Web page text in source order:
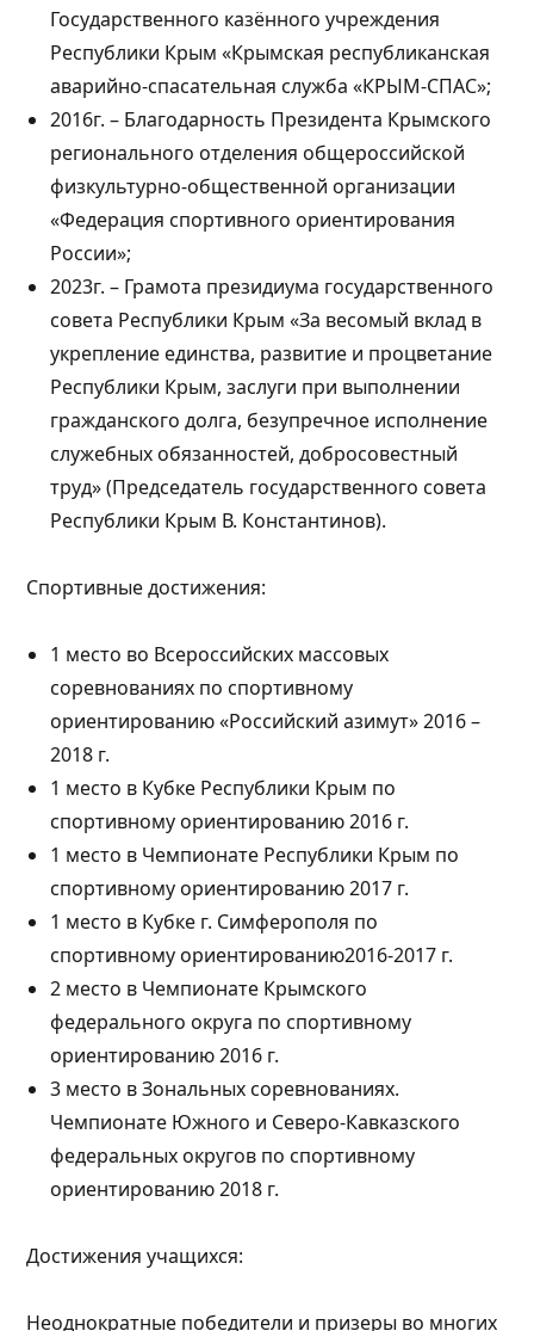
Государственного казённого учреждения
Республики Крым «Крымская республиканская
аварийно-спасательная служба «КРЫМ-СПАС»;
2016г. – Благодарность Президента Крымского
регионального отделения общероссийской
физкультурно-общественной организации
«Федерация спортивного ориентирования
России»;
2023г. – Грамота президиума государственного
совета Республики Крым «За весомый вклад в
укрепление единства, развитие и процветание
Республики Крым, заслуги при выполнении
гражданского долга, безупречное исполнение
служебных обязанностей, добросовестный
труд» (Председатель государственного совета
Республики Крым В. Константинов).
Спортивные достижения:
1 место во Всероссийских массовых
соревнованиях по спортивному
ориентированию «Российский азимут» 2016 –
2018 г.
1 место в Кубке Республики Крым по
спортивному ориентированию 2016 г.
1 место в Чемпионате Республики Крым по
спортивному ориентированию 2017 г.
1 место в Кубке г. Симферополя по
спортивному ориентированию2016-2017 г.
2 место в Чемпионате Крымского
федерального округа по спортивному
ориентированию 2016 г.
3 место в Зональных соревнованиях.
Чемпионате Южного и Северо-Кавказского
федеральных округов по спортивному
ориентированию 2018 г.
Достижения учащихся:
Неоднократные победители и призеры во многих